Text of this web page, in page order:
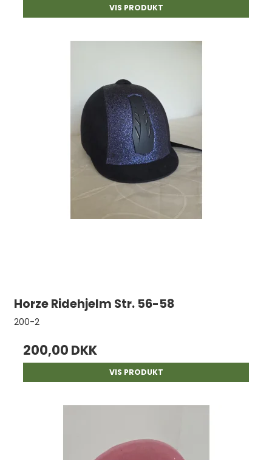
VIS PRODUKT
Horze Ridehjelm Str. 56-58
200-2
200,00 DKK
VIS PRODUKT